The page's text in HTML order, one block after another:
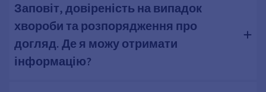
Заповіт, довіреність на випадок
хвороби та розпорядження про
догляд. Де я можу отримати
інформацію?